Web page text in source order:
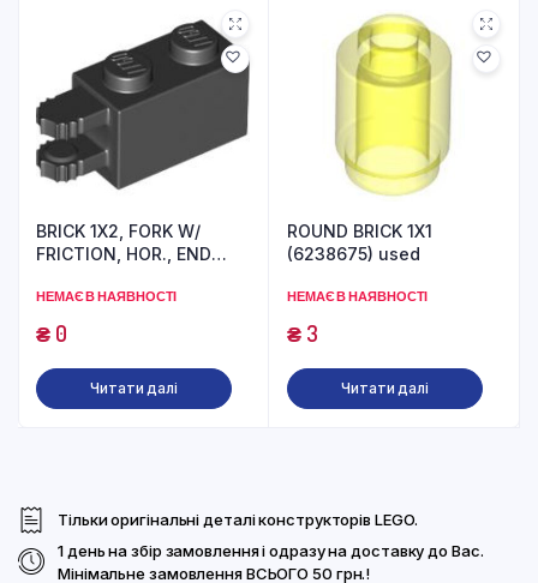
BRICK 1X2, FORK W/
FRICTION, HOR., END
НЕМАЄ В НАЯВНОСТІ
₴0
Читати далі
ROUND BRICK 1X1
(6238675) used
НЕМАЄ В НАЯВНОСТІ
₴3
Читати далі
Тільки оригінальні деталі конструкторів LEGO.
1 день на збір замовлення і одразу на доставку до Вас.
Мінімальне замовлення ВСЬОГО 50 грн.!